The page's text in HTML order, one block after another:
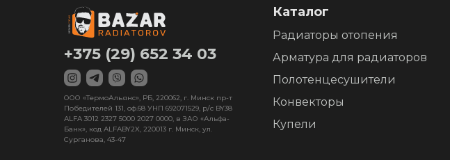
+375 (29) 652 34 03
Каталог
Радиаторы отопения
Арматура для радиаторов
Полотенцесушители
Конвекторы
Купели
ООО «ТермоАльянс», РБ, 220062, г. Минск пр-т
Победителей 131, оф.68 УНП 692071529, р/с BY38
ALFA 3012 2327 5000 2027 0000, в ЗАО «Альфа-
Банк», код ALFABY2X, 220013 г. Минск, ул.
Сурганова, 43-47